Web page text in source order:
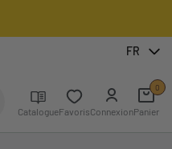
FR
CatalogueFavorisConnexionPanier
0